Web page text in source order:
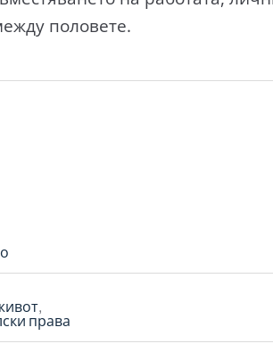
половете.
права